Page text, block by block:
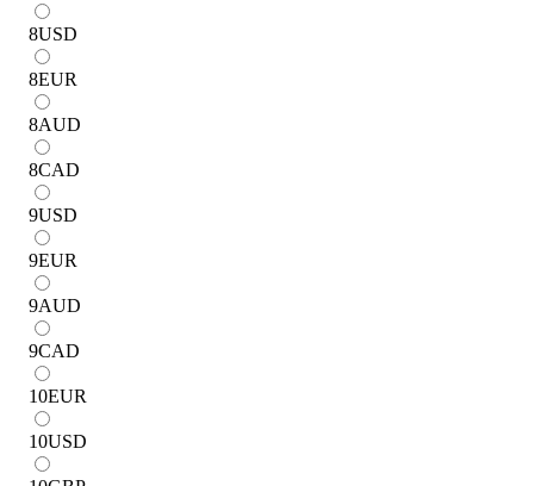
8USD
8EUR
8AUD
8CAD
9USD
9EUR
9AUD
9CAD
10EUR
10USD